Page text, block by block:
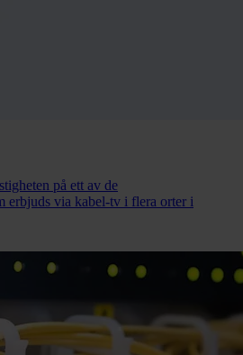
på ett av de
erbjuds via kabel-tv i flera orter i